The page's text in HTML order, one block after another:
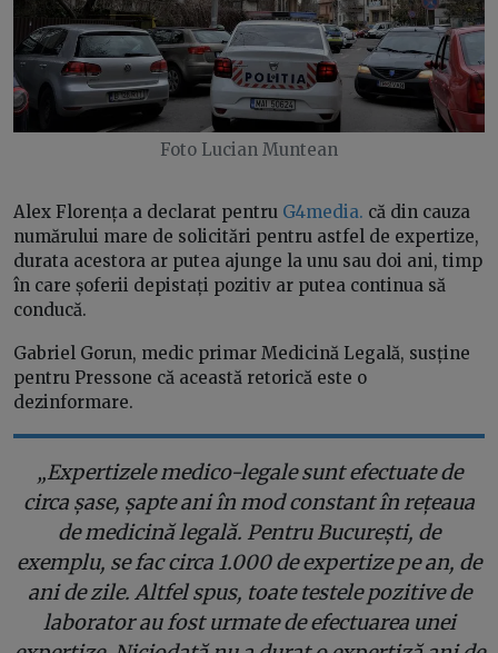
Foto Lucian Muntean
Alex Florența a declarat pentru G4media. că din cauza
numărului mare de solicitări pentru astfel de expertize,
durata acestora ar putea ajunge la unu sau doi ani, timp
în care șoferii depistați pozitiv ar putea continua să
conducă.
Gabriel Gorun, medic primar Medicină Legală, susține
pentru Pressone că această retorică este o
dezinformare.
„Expertizele medico-legale sunt efectuate de
circa șase, șapte ani în mod constant în rețeaua
de medicină legală. Pentru București, de
exemplu, se fac circa 1.000 de expertize pe an, de
ani de zile. Altfel spus, toate testele pozitive de
laborator au fost urmate de efectuarea unei